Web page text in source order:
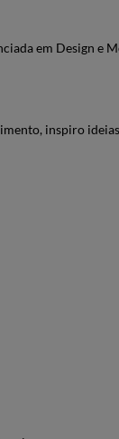
em Design e
inspiro